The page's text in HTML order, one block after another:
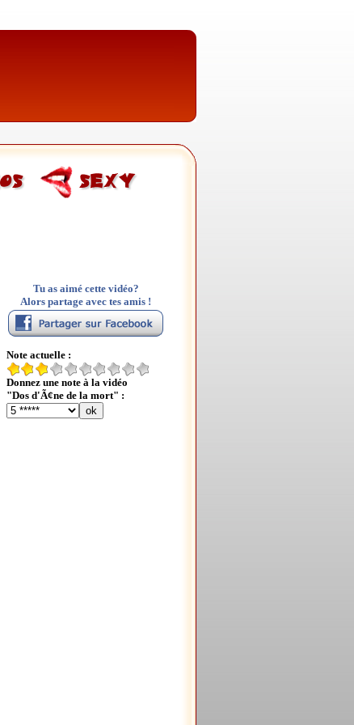
Tu as aimé cette vidéo?
Alors partage avec tes amis !
Note actuelle :
Donnez une note à la vidéo
"Dos d'Ã¢ne de la mort" :